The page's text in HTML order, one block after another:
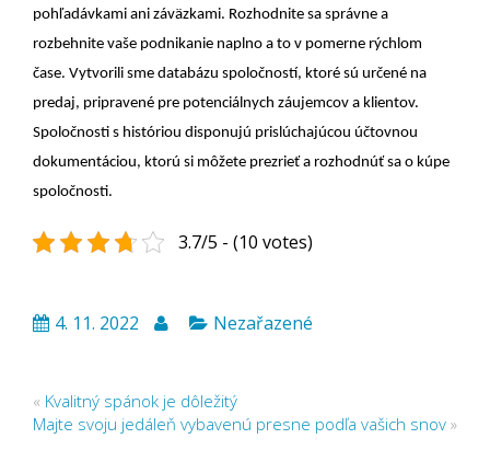
pohľadávkami ani záväzkami. Rozhodnite sa správne a
rozbehnite vaše podnikanie naplno a to v pomerne rýchlom
čase. Vytvorili sme databázu spoločností, ktoré sú určené na
predaj, pripravené pre potenciálnych záujemcov a klientov.
Spoločnosti s históriou disponujú prislúchajúcou účtovnou
dokumentáciou, ktorú si môžete prezrieť a rozhodnúť sa o kúpe
spoločnosti.
3.7/5 - (10 votes)
4. 11. 2022 Nezařazené
« Kvalitný spánok je dôležitý
Majte svoju jedáleň vybavenú presne podľa vašich snov »